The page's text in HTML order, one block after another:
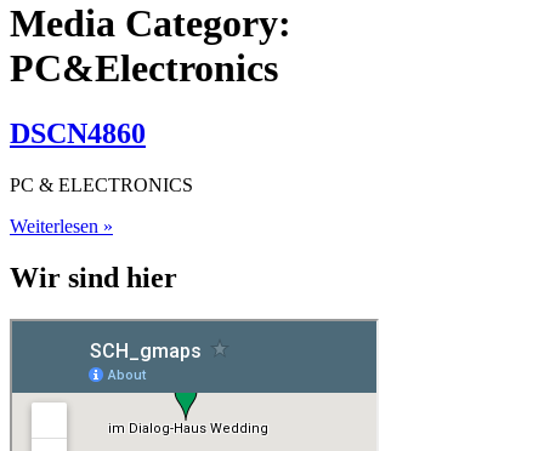
Media Category:
PC&Electronics
DSCN4860
PC & ELECTRONICS
Weiterlesen »
Wir sind hier